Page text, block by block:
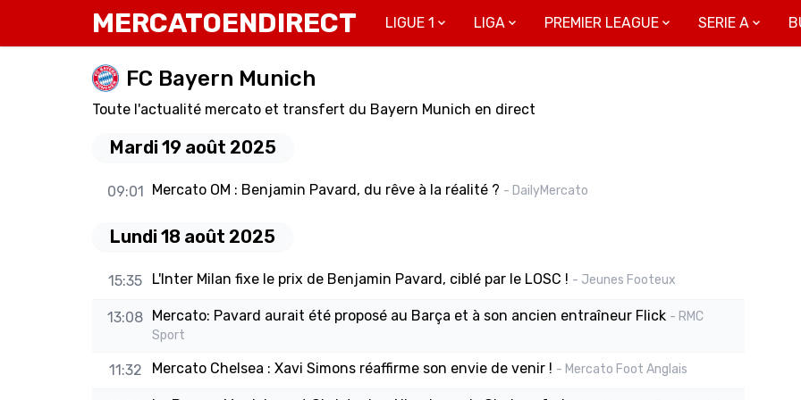
MERCATOENDIRECT LIGUE 1 LIGA PREMIER LEAGUE SERIE A
FC Bayern Munich
Toute l'actualité mercato et transfert du Bayern Munich en direct
Mardi 19 août 2025
09:01 Mercato OM : Benjamin Pavard, du rêve à la réalité ? - DailyMercato
Lundi 18 août 2025
15:35 L'Inter Milan fixe le prix de Benjamin Pavard, ciblé par le LOSC ! - Jeunes Footeux
13:08 Mercato: Pavard aurait été proposé au Barça et à son ancien entraîneur Flick - RMC
Sport
11:32 Mercato Chelsea : Xavi Simons réaffirme son envie de venir ! - Mercato Foot Anglais